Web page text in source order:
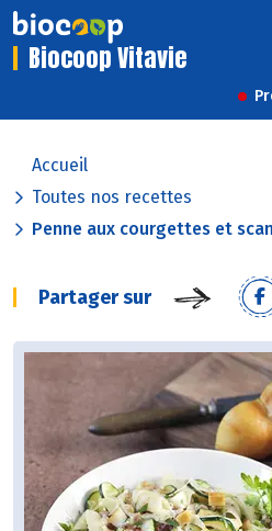
Biocoop Vitavie
Accueil
Toutes nos recettes
Penne aux courgettes et
Partager sur